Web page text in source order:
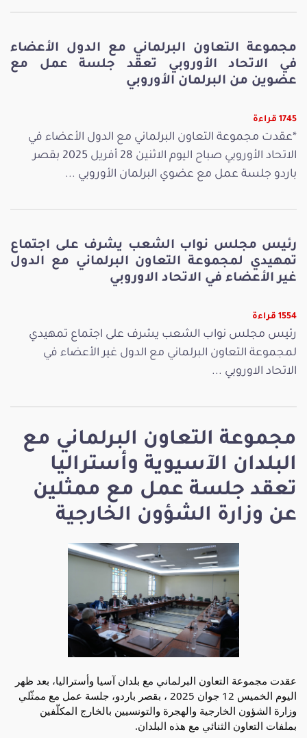
مجموعة التعاون البرلماني مع
البلدان الآسيوية وأستراليا
تعقد جلسة عمل مع ممثلين
عن وزارة الشؤون الخارجية
عقدت مجموعة التعاون البرلماني مع بلدان آسيا وأستراليا، بعد ظهر
اليوم الخميس 12 جوان 2025 ، بقصر باردو، جلسة عمل مع ممثّلي
وزارة الشؤون الخارجية والهجرة والتونسيين بالخارج المكلّفين
بملفات التعاون الثنائي مع هذه البلدان.
مجموعة التعاون البرلماني مع الدول الأعضاء
في الاتحاد الأوروبي تعقد جلسة عمل مع
عضوين من البرلمان الأوروبي
1745 قراءة
*عقدت مجموعة التعاون البرلماني مع الدول الأعضاء في
الاتحاد الأوروبي صباح اليوم الاثنين 28 أفريل 2025 بقصر
باردو جلسة عمل مع عضوي البرلمان الأوروبي ...
رئيس مجلس نواب الشعب يشرف على اجتماع
تمهيدي لمجموعة التعاون البرلماني مع الدول
غير الأعضاء في الاتحاد الاوروبي
1554 قراءة
رئيس مجلس نواب الشعب يشرف على اجتماع تمهيدي
لمجموعة التعاون البرلماني مع الدول غير الأعضاء في
الاتحاد الاوروبي ...